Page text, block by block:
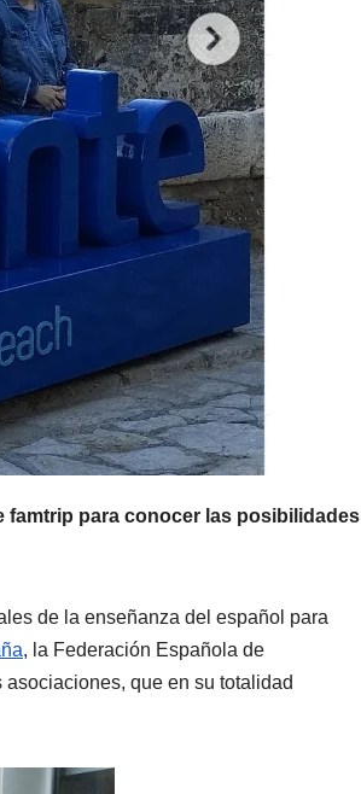
famtrip para conocer las posibilidades
de la enseñanza del español para
, la Federación Española de
que en su totalidad